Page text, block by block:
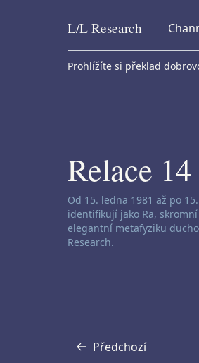
Skip to content
L/L Research
Prohlížíte si překlad
Relace 14
Zřeknutí se
Od 15. ledna 1981 až po
identifikují jako Ra,
elegantní metafyziku
Research.
Předchozí
Přepis